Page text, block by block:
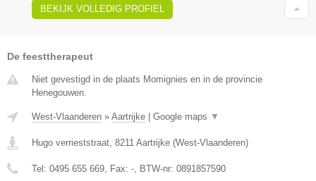
BEKIJK VOLLEDIG PROFIEL
De feesttherapeut
Niet gevestigd in de plaats Momignies en in de provincie
Henegouwen.
West-Vlaanderen » Aartrijke | Google maps ▼
Hugo verrieststraat 8211 Aartrijke (West-Vlaanderen)
Tel: 0495 655 669 , Fax: - , BTW-nr: 0891857590